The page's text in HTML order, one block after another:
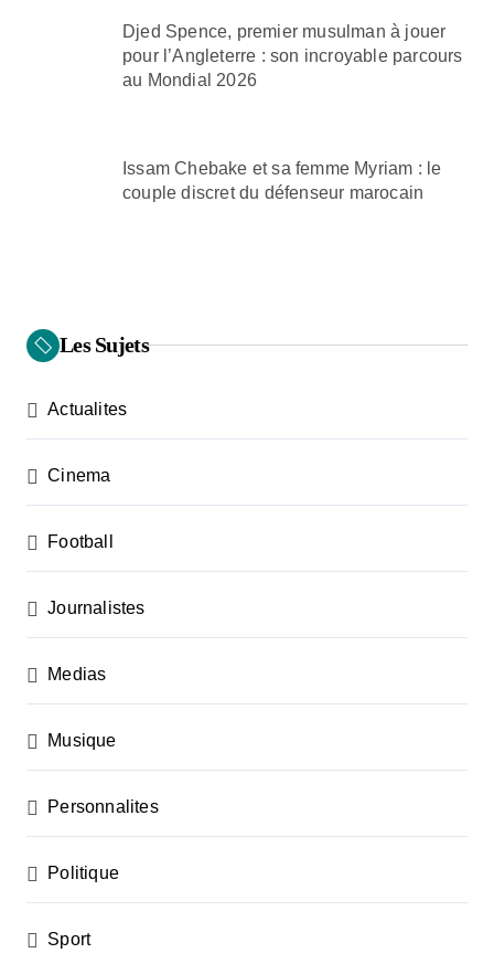
Djed Spence, premier musulman à jouer
pour l’Angleterre : son incroyable parcours
au Mondial 2026
Issam Chebake et sa femme Myriam : le
couple discret du défenseur marocain
Les Sujets
Actualites
Cinema
Football
Journalistes
Medias
Musique
Personnalites
Politique
Sport